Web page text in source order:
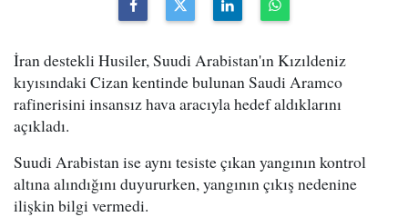
İran destekli Husiler, Suudi Arabistan'ın Kızıldeniz
kıyısındaki Cizan kentinde bulunan Saudi Aramco
rafinerisini insansız hava aracıyla hedef aldıklarını
açıkladı.
Suudi Arabistan ise aynı tesiste çıkan yangının kontrol
altına alındığını duyururken, yangının çıkış nedenine
ilişkin bilgi vermedi.